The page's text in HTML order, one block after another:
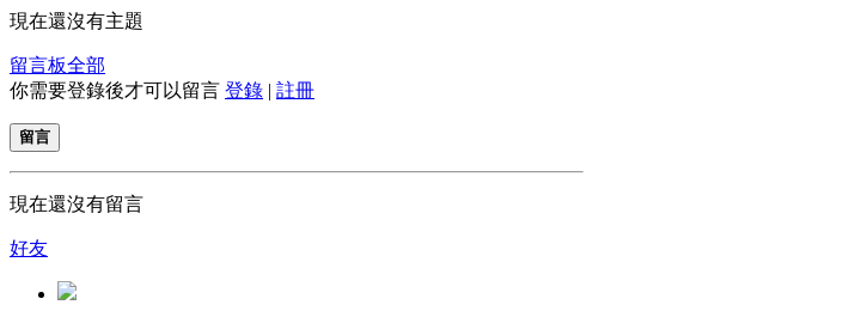
現在還沒有主題
留言板全部
你需要登錄後才可以留言 登錄 | 註冊
留言
現在還沒有留言
好友